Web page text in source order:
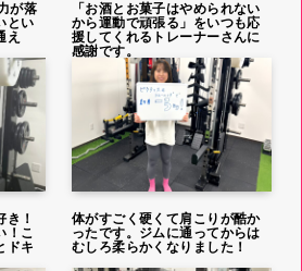
が落
とい
え
「お酒とお菓子はやめられない
から運動で頑張る」をいつも応
援してくれるトレーナーさんに
感謝です。
！
！こ
ドキ
体がすごく硬くて肩こりが酷か
ったです。ジムに通ってからは
むしろ柔らかくなりました！